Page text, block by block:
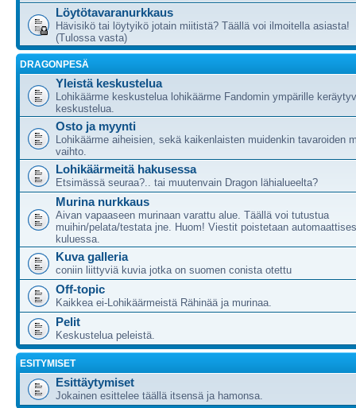
Löytötavaranurkkaus
Hävisikö tai löytyikö jotain miitistä? Täällä voi ilmoitella asiasta!
(Tulossa vasta)
DRAGONPESÄ
Yleistä keskustelua
Lohikäärme keskustelua lohikäärme Fandomin ympärille
keskustelua.
Osto ja myynti
Lohikäärme aiheisien, sekä kaikenlaisten muidenkin tavaroiden
vaihto.
Lohikäärmeitä hakusessa
Etsimässä seuraa?.. tai muutenvain Dragon lähialueelta?
Murina nurkkaus
Aivan vapaaseen murinaan varattu alue. Täällä voi tutustua
muihin/pelata/testata jne. Huom! Viestit poistetaan
kuluessa.
Kuva galleria
coniin liittyviä kuvia jotka on suomen conista otettu
Off-topic
Kaikkea ei-Lohikäärmeistä Rähinää ja murinaa.
Pelit
Keskustelua peleistä.
ESITYMISET
Esittäytymiset
Jokainen esittelee täällä itsensä ja hamonsa.